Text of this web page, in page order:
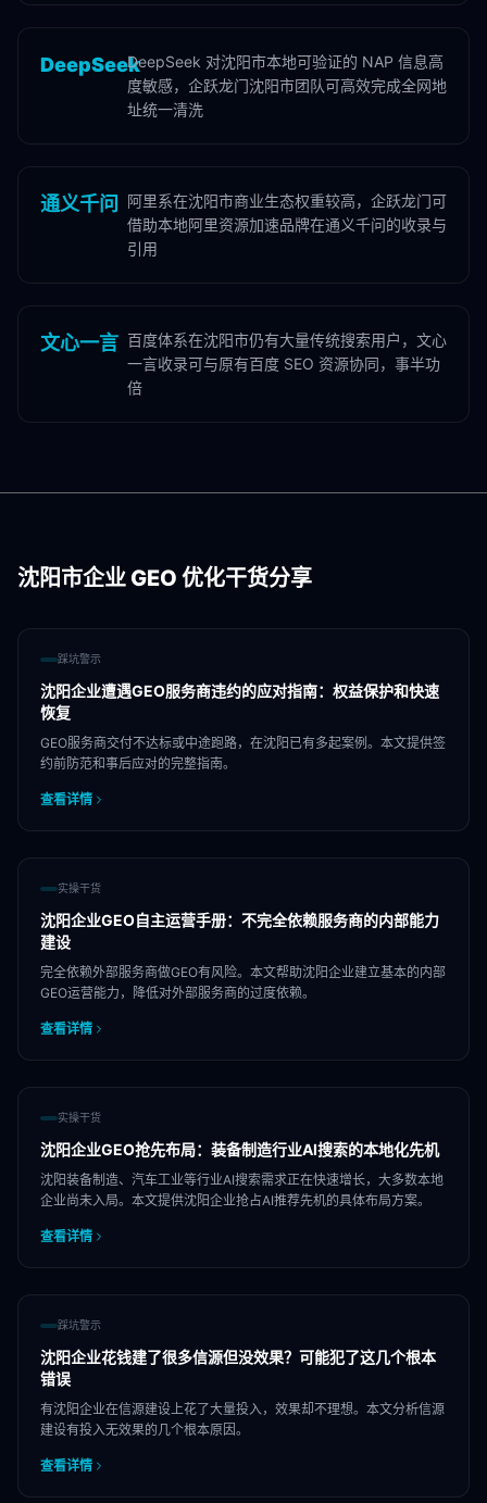
DeepSeekDeepSeek 对沈阳市本地可验证的 NAP 信息高
度敏感，企跃龙门沈阳市团队可高效完成全网地
址统一清洗
通义千问
阿里系在沈阳市商业生态权重较高，企跃龙门可
借助本地阿里资源加速品牌在通义千问的收录与
引用
文心一言 百度体系在沈阳市仍有大量传统搜索用户，文心
一言收录可与原有百度 SEO 资源协同，事半功
倍
沈阳市企业 GEO 优化干货分享
踩坑警示
沈阳企业遭遇GEO服务商违约的应对指南：权益保护和快速
恢复
GEO服务商交付不达标或中途跑路，在沈阳已有多起案例。本文提供签
约前防范和事后应对的完整指南。
查看详情
实操干货
沈阳企业GEO自主运营手册：不完全依赖服务商的内部能力
建设
完全依赖外部服务商做GEO有风险。本文帮助沈阳企业建立基本的内部
GEO运营能力，降低对外部服务商的过度依赖。
查看详情
实操干货
沈阳企业GEO抢先布局：装备制造行业AI搜索的本地化先机
沈阳装备制造、汽车工业等行业AI搜索需求正在快速增长，大多数本地
企业尚未入局。本文提供沈阳企业抢占AI推荐先机的具体布局方案。
查看详情
踩坑警示
沈阳企业花钱建了很多信源但没效果？可能犯了这几个根本
错误
有沈阳企业在信源建设上花了大量投入，效果却不理想。本文分析信源
建设有投入无效果的几个根本原因。
查看详情